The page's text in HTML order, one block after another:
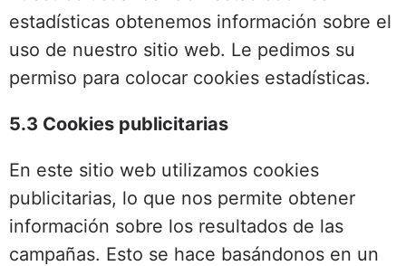
estadísticas obtenemos información sobre el
uso de nuestro sitio web. Le pedimos su
permiso para colocar cookies estadísticas.
5.3 Cookies publicitarias
En este sitio web utilizamos cookies
publicitarias, lo que nos permite obtener
información sobre los resultados de las
campañas. Esto se hace basándonos en un